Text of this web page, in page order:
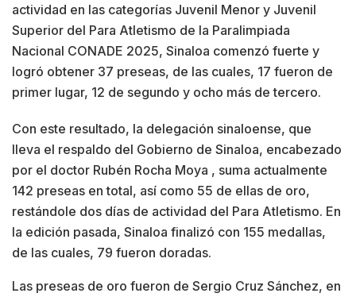
actividad en las categorías Juvenil Menor y Juvenil
Superior del Para Atletismo de la Paralimpiada
Nacional CONADE 2025, Sinaloa comenzó fuerte y
logró obtener 37 preseas, de las cuales, 17 fueron de
primer lugar, 12 de segundo y ocho más de tercero.
Con este resultado, la delegación sinaloense, que
lleva el respaldo del Gobierno de Sinaloa, encabezado
por el doctor Rubén Rocha Moya , suma actualmente
142 preseas en total, así como 55 de ellas de oro,
restándole dos días de actividad del Para Atletismo. En
la edición pasada, Sinaloa finalizó con 155 medallas,
de las cuales, 79 fueron doradas.
Las preseas de oro fueron de Sergio Cruz Sánchez, en